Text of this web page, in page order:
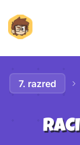
7. razred